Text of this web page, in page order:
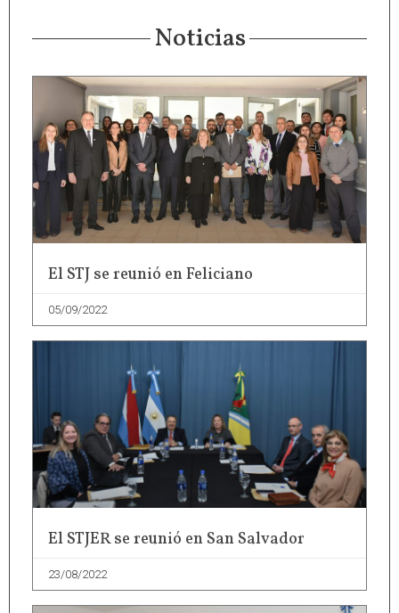
Noticias
El STJ se reunió en Feliciano
05/09/2022
El STJER se reunió en San Salvador
23/08/2022